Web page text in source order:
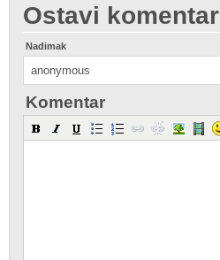
Ostavi komentar
Nadimak
Komentar